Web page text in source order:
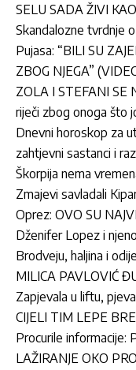
SELU SADA ŽIVI
Skandalozne tvrdnje
Pujasa: “BILI SU
ZBOG NJEGA”
ZOLA I STEFANI SE
riječi zbog onoga što
Dnevni horoskop za
zahtjevni sastanci i
Škorpija nema
Zmajevi savladali
Oprez: OVO SU
Dženifer Lopez i
Brodveju, haljina i
MILICA PAVLOVIĆ
Zapjevala u liftu,
CIJELI TIM LEPE
Procurile informacije:
LAŽIRANJE OKO